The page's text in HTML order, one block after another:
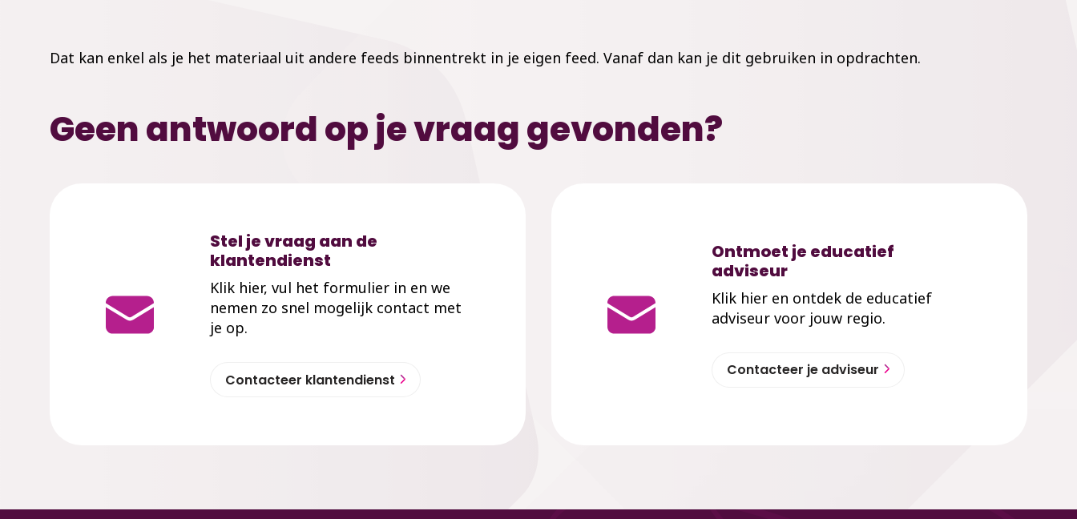
Dat kan enkel als je het materiaal uit andere feeds binnentrekt in je eigen feed. Vanaf dan kan je dit gebruiken in opdrachten.
Geen antwoord op je vraag gevonden?
Stel je vraag aan de
klantendienst
Klik hier, vul het formulier in en we
nemen zo snel mogelijk contact met
je op.
Contacteer klantendienst
Ontmoet je educatief
adviseur
Klik hier en ontdek de educatief
adviseur voor jouw regio.
Contacteer je adviseur